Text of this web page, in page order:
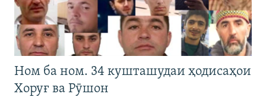
Ном ба ном. 34 кушташудаи ҳодисаҳои
Хоруғ ва Рӯшон